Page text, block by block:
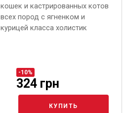
кошек и кастрированных котов
всех пород с ягненком и
курицей класса холистик
-10%
324 грн
КУПИТЬ